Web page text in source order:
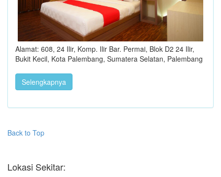
Alamat: 608, 24 Ilir, Komp. Ilir Bar. Permai, Blok D2 24 Ilir,
Bukit Kecil, Kota Palembang, Sumatera Selatan, Palembang
Selengkapnya
Back to Top
Lokasi Sekitar: